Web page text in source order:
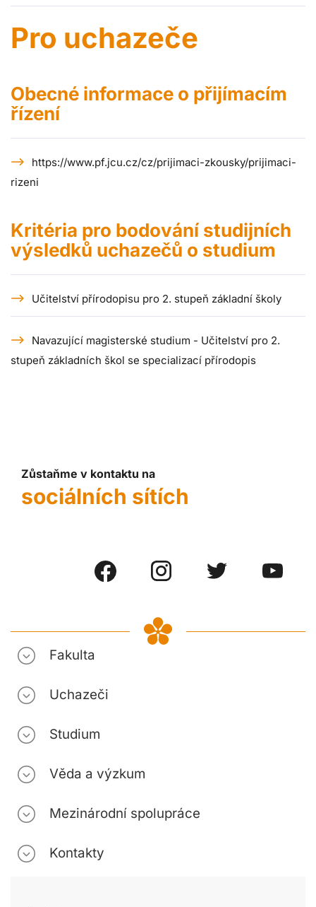
Pro uchazeče
Obecné informace o přijímacím
řízení
https://www.pf.jcu.cz/cz/prijimaci-zkousky/prijimaci-
rizeni
Kritéria pro bodování studijních
výsledků uchazečů o studium
Učitelství přírodopisu pro 2. stupeň základní školy
Navazující magisterské studium - Učitelství pro 2.
stupeň základních škol se specializací přírodopis
Zůstaňme v kontaktu na
sociálních sítích
Fakulta
Uchazeči
Studium
Věda a výzkum
Mezinárodní spolupráce
Kontakty